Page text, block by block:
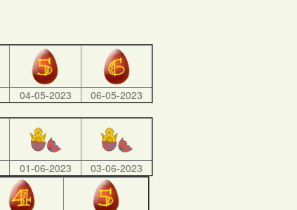
04-05-2023 06-05-2023
01-06-2023 03-06-2023